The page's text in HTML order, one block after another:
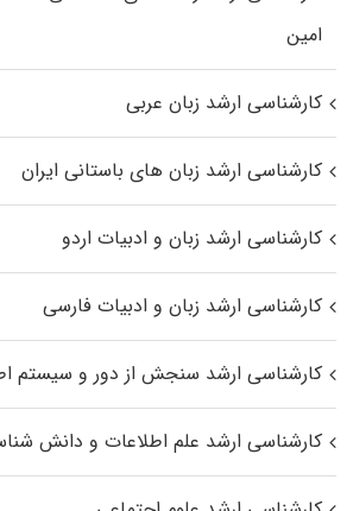
اﻣﻴﻦ
کارشناسی ارشد زبان عربی
کارشناسی ارشد زبان‌ های باستانی ایران
کارشناسی ارشد زبان و ادبیات اردو
کارشناسی ارشد زبان و ادبیات فارسی
کارشناسی ارشد سنجش از دور و سیستم
کارشناسی ارشد علم اطلاعات و دانش